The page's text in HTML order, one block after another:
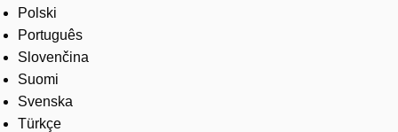
Polski
Português
Slovenčina
Suomi
Svenska
Türkçe